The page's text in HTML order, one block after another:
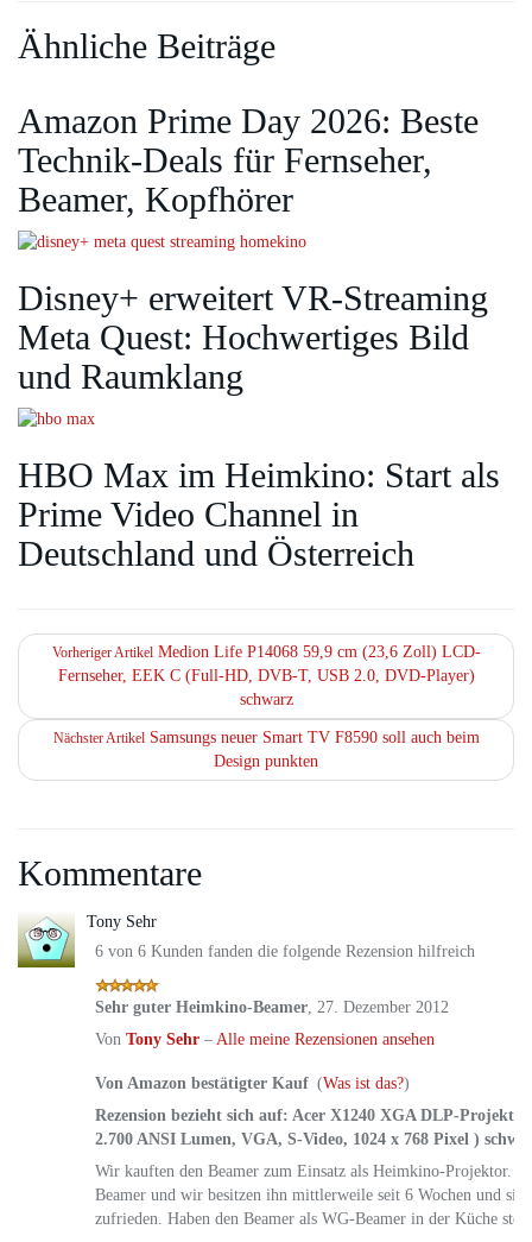
Ähnliche Beiträge
Amazon Prime Day 2026: Beste
Technik-Deals für Fernseher,
Beamer, Kopfhörer
Disney+ erweitert VR‑Streaming
Meta Quest: Hochwertiges Bild
und Raumklang
HBO Max im Heimkino: Start als
Prime Video Channel in
Deutschland und Österreich
Vorheriger ArtikelMedion Life P14068 59,9 cm (23,6 Zoll) LCD-
Fernseher, EEK C (Full-HD, DVB-T, USB 2.0, DVD-Player)
schwarz
Nächster ArtikelSamsungs neuer Smart TV F8590 soll auch beim
Design punkten
Kommentare
Tony Sehr
6 von 6 Kunden fanden die folgende Rezension hilfreich
Sehr guter Heimkino-Beamer, 27. Dezember 2012
Von Tony Sehr – Alle meine Rezensionen ansehen
Von Amazon bestätigter Kauf (Was ist das?)
Rezension bezieht sich auf: Acer X1240 XGA DLP-
2.700 ANSI Lumen, VGA, S-Video, 1024 x 768 Pixel )
Wir kauften den Beamer zum Einsatz als Heimkino-Projektor.
Beamer und wir besitzen ihn mittlerweile seit 6 Wochen und
zufrieden. Haben den Beamer als WG-Beamer in der Küche